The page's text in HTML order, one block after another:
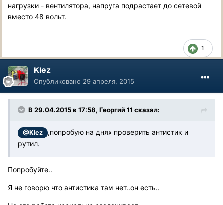
нагрузки - вентилятора, напруга подрастает до сетевой
вместо 48 вольт.
1
Klez
Опубликовано 29 апреля, 2015
В 29.04.2015 в 17:58, Георгий 11 сказал:
@Klez
,попробую на днях проверить антистик и
рутил.
Попробуйте..
Я не говорю что антистика там нет..он есть..